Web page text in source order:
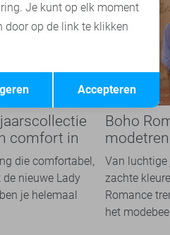
comfort in
die comfortabel,
nieuwe Lady
je helemaal
Boho
overal
Van luchtige
zachte
Romance
het
Opslaan
Je kunt op elk moment
op de link te klikken
Accepteren